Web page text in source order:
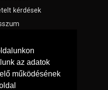
az adatok
működésének
kérdések